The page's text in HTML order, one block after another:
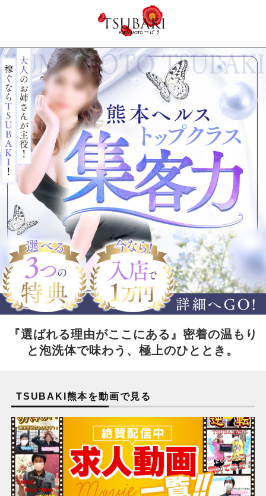
『選ばれる理由がここにある』密着の温もり
と泡洗体で味わう、極上のひととき。
TSUBAKI熊本を動画で見る